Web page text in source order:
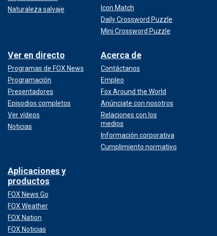
Naturaleza salvaje
Icon Match
Daily Crossword Puzzle
Mini Crossword Puzzle
Ver en directo
Programas de FOX News
Programación
Presentadores
Episodios completos
Ver vídeos
Noticias
Acerca de
Contáctanos
Empleo
Fox Around the World
Anúnciate con nosotros
Relaciones con los
medios
Información corporativa
Cumplimiento normativo
Aplicaciones y
productos
FOX News Go
FOX Weather
FOX Nation
FOX Noticias